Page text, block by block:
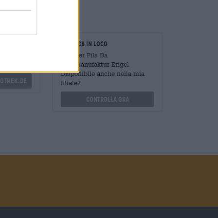
Verifica in loco
È Keller Pils Da
Biermanufaktur Engel
Disponibile anche nella mia
filiale?
Controlla ora